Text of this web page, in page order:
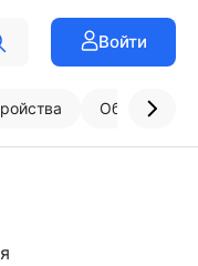
Войти